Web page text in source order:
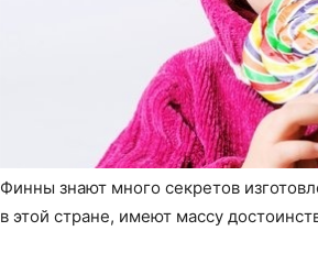
Финны знают много секретов
в этой стране, имеют массу